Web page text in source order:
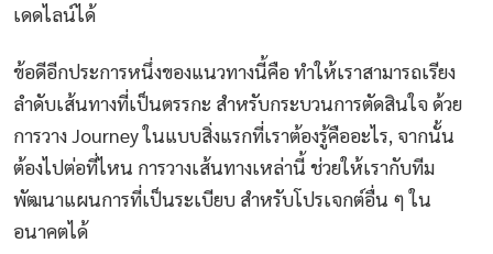
เดดไลน์ได้
ข้อดีอีกประการหนึ่งของแนวทางนี้คือ ทำให้เราสามารถเรียง
ลำดับเส้นทางที่เป็นตรรกะ สำหรับกระบวนการตัดสินใจ ด้วย
การวาง Journey ในแบบสิ่งแรกที่เราต้องรู้คืออะไร, จากนั้น
ต้องไปต่อที่ไหน การวางเส้นทางเหล่านี้ ช่วยให้เรากับทีม
พัฒนาแผนการที่เป็นระเบียบ สำหรับโปรเจกต์อื่น ๆ ใน
อนาคตได้